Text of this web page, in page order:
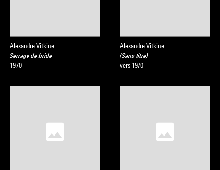
Alexandre Vitkine
Serrage de bride
1970
Alexandre Vitkine
(Sans titre)
vers 1970